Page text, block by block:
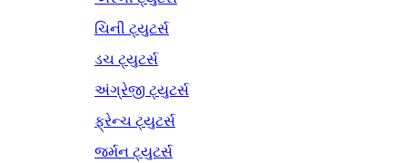
ચિની ટ્યુટર્સ
ડચ ટ્યુટર્સ
અંગ્રેજી ટ્યુટર્સ
ફ્રેન્ચ ટ્યુટર્સ
જર્મન ટ્યુટર્સ